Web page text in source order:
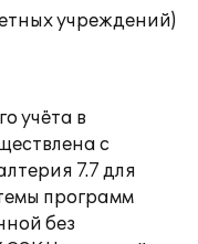
учреждений)
учёта в
с
7.7 для
программ
без